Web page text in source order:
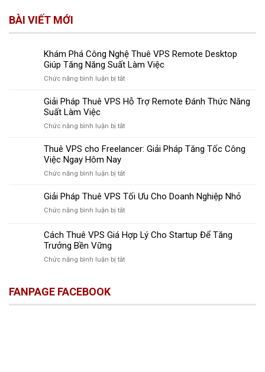
BÀI VIẾT MỚI
Khám Phá Công Nghệ Thuê VPS Remote Desktop
Giúp Tăng Năng Suất Làm Việc
Chức năng bình luận bị tắtở
Phá
Thuê
Remote
Suất
Làm
Giải Pháp Thuê VPS Hỗ Trợ Remote Đánh Thức Năng
Suất Làm Việc
Chức năng bình luận bị tắtở
Pháp
Hỗ
Remote
Suất
Việc
Thuê VPS cho Freelancer: Giải Pháp Tăng Tốc Công
Việc Ngay Hôm Nay
Chức năng bình luận bị tắtở
VPS
Freelancer:
Pháp
Công
Nay
Giải Pháp Thuê VPS Tối Ưu Cho Doanh Nghiệp Nhỏ
Chức năng bình luận bị tắtở
Pháp
Thuê
Tối
Cách Thuê VPS Giá Hợp Lý Cho Startup Để Tăng
Trưởng Bền Vững
Chức năng bình luận bị tắtở
FANPAGE FACEBOOK